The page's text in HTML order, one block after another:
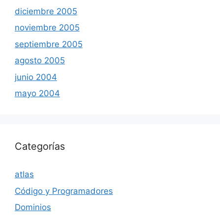
diciembre 2005
noviembre 2005
septiembre 2005
agosto 2005
junio 2004
mayo 2004
Categorías
atlas
Código y Programadores
Dominios